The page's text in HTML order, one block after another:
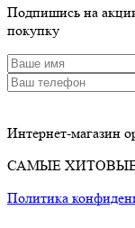
Подпишись на
покупку
Интернет-магазин
САМЫЕ
Политика